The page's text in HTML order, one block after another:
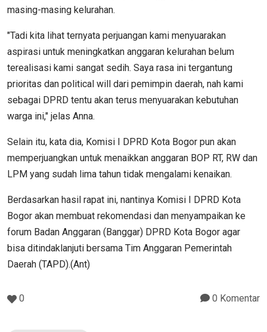
masing-masing kelurahan.
"Tadi kita lihat ternyata perjuangan kami menyuarakan
aspirasi untuk meningkatkan anggaran kelurahan belum
terealisasi kami sangat sedih. Saya rasa ini tergantung
prioritas dan political will dari pemimpin daerah, nah kami
sebagai DPRD tentu akan terus menyuarakan kebutuhan
warga ini," jelas Anna.
Selain itu, kata dia, Komisi I DPRD Kota Bogor pun akan
memperjuangkan untuk menaikkan anggaran BOP RT, RW dan
LPM yang sudah lima tahun tidak mengalami kenaikan.
Berdasarkan hasil rapat ini, nantinya Komisi I DPRD Kota
Bogor akan membuat rekomendasi dan menyampaikan ke
forum Badan Anggaran (Banggar) DPRD Kota Bogor agar
bisa ditindaklanjuti bersama Tim Anggaran Pemerintah
Daerah (TAPD).(Ant)
0 0 Komentar